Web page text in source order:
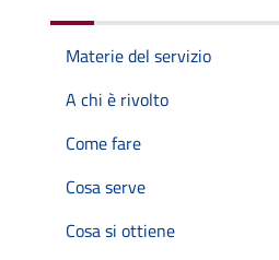
Materie del servizio
A chi è rivolto
Come fare
Cosa serve
Cosa si ottiene